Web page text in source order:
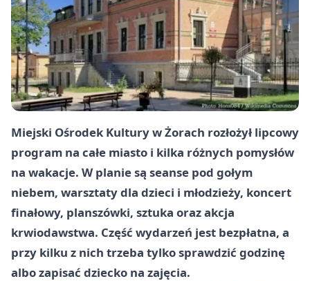
Miejski Ośrodek Kultury w Żorach rozłożył lipcowy
program na całe miasto i kilka różnych pomysłów
na wakacje. W planie są seanse pod gołym
niebem, warsztaty dla dzieci i młodzieży, koncert
finałowy, planszówki, sztuka oraz akcja
krwiodawstwa. Część wydarzeń jest bezpłatna, a
przy kilku z nich trzeba tylko sprawdzić godzinę
albo zapisać dziecko na zajęcia.